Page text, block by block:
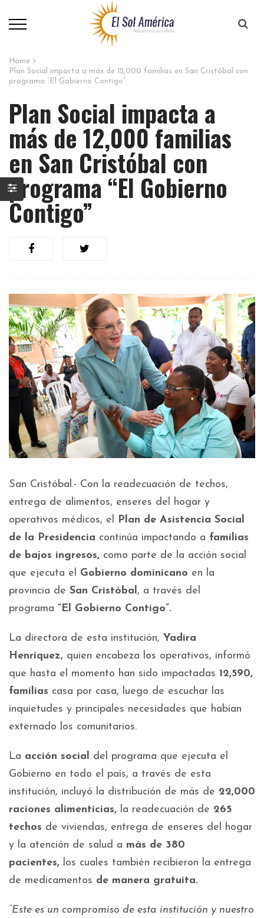
Home
Plan Social impacta a más de 12,000 familias en San Cristóbal con
programa “El Gobierno Contigo”
Plan Social impacta a
más de 12,000 familias
en San Cristóbal con
programa “El Gobierno
Contigo”
San Cristóbal.- Con la readecuación de techos,
entrega de alimentos, enseres del hogar y
operativos médicos, el Plan de Asistencia Social
de la Presidencia continúa impactando a familias
de bajos ingresos, como parte de la acción social
que ejecuta el Gobierno dominicano en la
provincia de San Cristóbal, a través del
programa “El Gobierno Contigo”.
La directora de esta institución, Yadira
Henríquez, quien encabeza los operativos, informó
que hasta el momento han sido impactadas 12,590,
familias casa por casa, luego de escuchar las
inquietudes y principales necesidades que habían
externado los comunitarios.
La acción social del programa que ejecuta el
Gobierno en todo el país, a través de esta
institución, incluyó la distribución de más de 22,000
raciones alimenticias, la readecuación de 265
techos de viviendas, entrega de enseres del hogar
y la atención de salud a más de 380
pacientes, los cuales también recibieron la entrega
de medicamentos de manera gratuita.
“Este es un compromiso de esta institución y nuestro